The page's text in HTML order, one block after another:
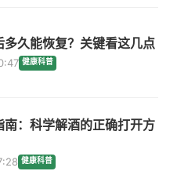
多久能恢复？关键看这几点
健康科普
南：科学解酒的正确打开方
健康科普